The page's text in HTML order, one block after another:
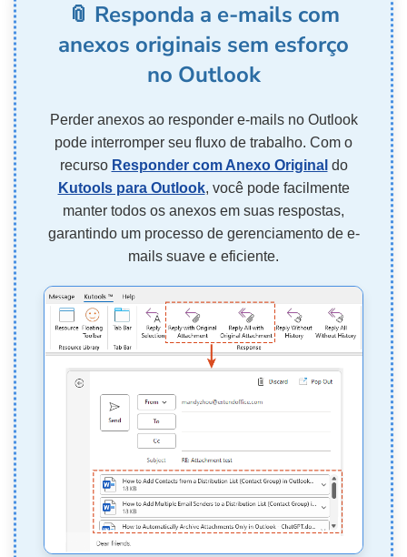
📎 Responda a e-mails com
anexos originais sem esforço
no Outlook
Perder anexos ao responder e-mails no Outlook
pode interromper seu fluxo de trabalho. Com o
recurso Responder com Anexo Original do
Kutools para Outlook, você pode facilmente
manter todos os anexos em suas respostas,
garantindo um processo de gerenciamento de e-
mails suave e eficiente.